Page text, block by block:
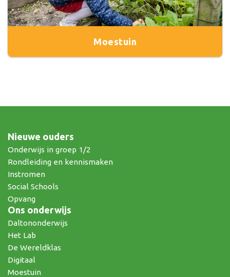
Moestuin
Nieuwe ouders
Onderwijs in groep 1/2
Rondleiding en kennismaken
Instromen
Social Schools
Opvang
Ons onderwijs
Daltononderwijs
Het Lab
De Wereldklas
Digitaal
Moestuin